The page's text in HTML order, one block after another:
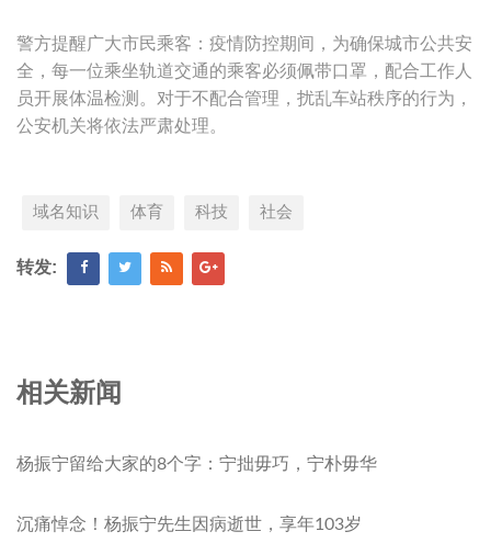
警方提醒广大市民乘客：疫情防控期间，为确保城市公共安
全，每一位乘坐轨道交通的乘客必须佩带口罩，配合工作人
员开展体温检测。对于不配合管理，扰乱车站秩序的行为，
公安机关将依法严肃处理。
域名知识 体育 科技 社会
转发:
相关新闻
杨振宁留给大家的8个字：宁拙毋巧，宁朴毋华
沉痛悼念！杨振宁先生因病逝世，享年103岁